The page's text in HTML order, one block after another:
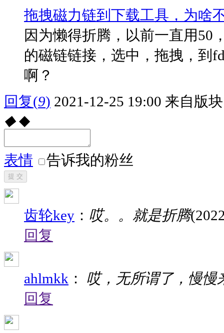
拖拽磁力链到下载工具，为啥
因为懒得折腾，以前一直用50
的磁链链接，选中，拖拽，到
啊？
回复(9) 2021-12-25 19:00 来自版
◆ ◆
表情 告诉我的粉丝
提 交
齿轮key ： 哎。。就是折腾
回复
ahlmkk ：
哎，无所谓了，慢慢
回复